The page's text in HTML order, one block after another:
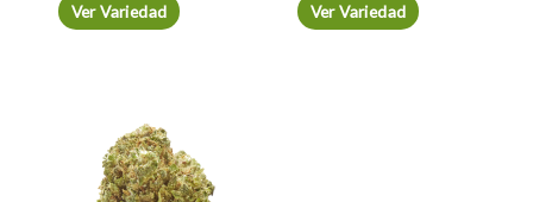
Ver Variedad Ver Variedad